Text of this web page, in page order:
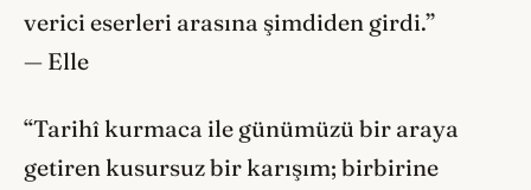
verici eserleri arasına şimdiden girdi.”
— Elle
“Tarihî kurmaca ile günümüzü bir araya
getiren kusursuz bir karışım; birbirine